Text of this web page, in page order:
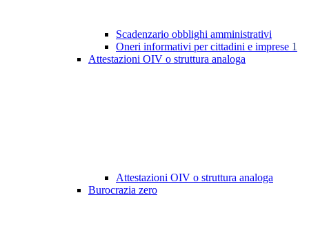
Scadenzario obblighi amministrativi
Oneri informativi per cittadini e imprese 1
Attestazioni OIV o struttura analoga
Attestazioni OIV o struttura analoga
Burocrazia zero